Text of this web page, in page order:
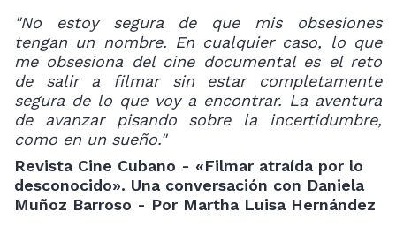
"No estoy segura de que mis obsesiones
tengan un nombre. En cualquier caso, lo que
me obsesiona del cine documental es el reto
de salir a filmar sin estar completamente
segura de lo que voy a encontrar. La aventura
de avanzar pisando sobre la incertidumbre,
como en un sueño."
Revista Cine Cubano - «Filmar atraída por lo
desconocido». Una conversación con Daniela
Muñoz Barroso - Por Martha Luisa Hernández